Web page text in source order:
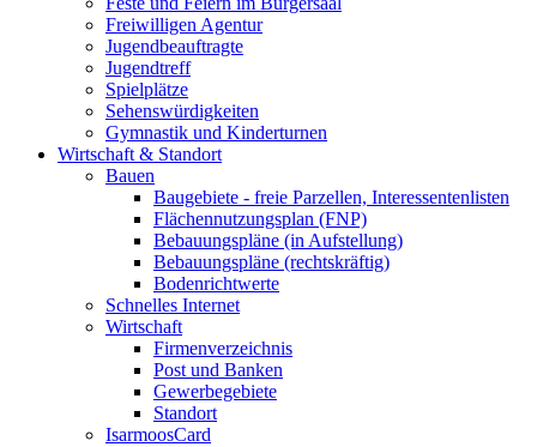
Freiwilligen Agentur
Jugendbeauftragte
Jugendtreff
Spielplätze
Sehenswürdigkeiten
Gymnastik und Kinderturnen
Wirtschaft & Standort
Bauen
Baugebiete - freie Parzellen, Interessentenlisten
Flächennutzungsplan (FNP)
Bebauungspläne (in Aufstellung)
Bebauungspläne (rechtskräftig)
Bodenrichtwerte
Schnelles Internet
Wirtschaft
Firmenverzeichnis
Post und Banken
Gewerbegebiete
Standort
IsarmoosCard